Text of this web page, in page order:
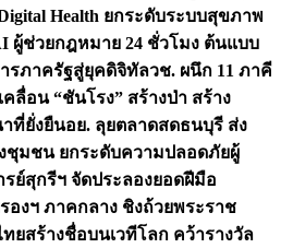
Health ยกระดับระบบสุขภาพ
ผู้ช่วยกฎหมาย 24 ชั่วโมง ต้นแบบ
รภาครัฐสู่ยุคดิจิทัลวช. ผนึก 11 ภาคี
คลื่อน “ชันโรง” สร้างป่า สร้าง
ที่ยั่งยืนอย. ลุยตลาดสดธนบุรี ส่ง
ชุมชน ยกระดับความปลอดภัยผู้
ย์สุกรีฯ จัดประลองยอดฝีมือ
องฯ ภาคกลาง ชิงถ้วยพระราช
ยสร้างชื่อบนเวทีโลก คว้ารางวัล